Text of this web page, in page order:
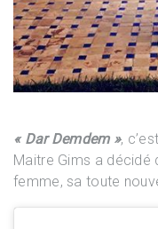
« Dar Demdem »,
Maitre Gims a décidé
femme, sa toute